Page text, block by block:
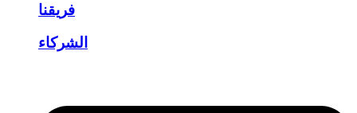
فريقنا
الشركاء